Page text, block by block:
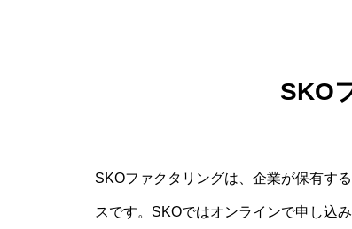
SKO
SKOファクタリングは、企業が保有す
スです。SKOではオンラインで申し込